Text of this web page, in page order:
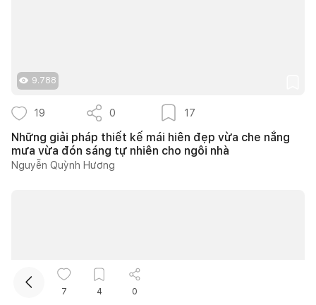
9.788
19 0 17
Những giải pháp thiết kế mái hiên đẹp vừa che nắng
mưa vừa đón sáng tự nhiên cho ngôi nhà
Nguyễn Quỳnh Hương
7 4 0
Kết nối thiết kế, thi công